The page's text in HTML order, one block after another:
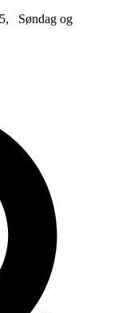
Søndag og